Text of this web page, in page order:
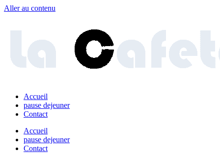
Aller au contenu
Accueil
pause dejeuner
Contact
Accueil
pause dejeuner
Contact